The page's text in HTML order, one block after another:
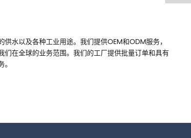
水以及各种工业用途。我们提供OEM和ODM服务，
在全球的业务范围。我们的工厂提供批量订单和具有